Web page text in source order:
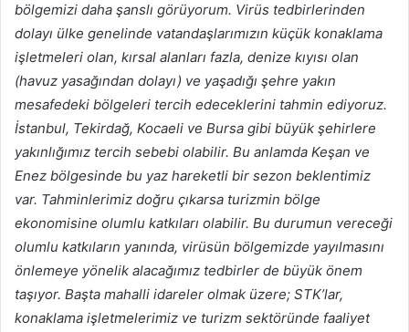
bölgemizi daha şanslı görüyorum. Virüs tedbirlerinden
dolayı ülke genelinde vatandaşlarımızın küçük konaklama
işletmeleri olan, kırsal alanları fazla, denize kıyısı olan
(havuz yasağından dolayı) ve yaşadığı şehre yakın
mesafedeki bölgeleri tercih edeceklerini tahmin ediyoruz.
İstanbul, Tekirdağ, Kocaeli ve Bursa gibi büyük şehirlere
yakınlığımız tercih sebebi olabilir. Bu anlamda Keşan ve
Enez bölgesinde bu yaz hareketli bir sezon beklentimiz
var. Tahminlerimiz doğru çıkarsa turizmin bölge
ekonomisine olumlu katkıları olabilir. Bu durumun vereceği
olumlu katkıların yanında, virüsün bölgemizde yayılmasını
önlemeye yönelik alacağımız tedbirler de büyük önem
taşıyor. Başta mahalli idareler olmak üzere; STK’lar,
konaklama işletmelerimiz ve turizm sektöründe faaliyet